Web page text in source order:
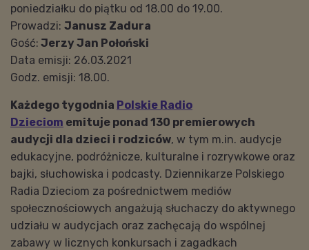
poniedziałku do piątku od 18.00 do 19.00.
Prowadzi: Janusz Zadura
Gość: Jerzy Jan Połoński
Data emisji: 26.03.2021
Godz. emisji: 18.00.
Każdego tygodnia Polskie Radio
Dzieciom emituje ponad 130 premierowych
audycji dla dzieci i rodziców, w tym m.in. audycje
edukacyjne, podróżnicze, kulturalne i rozrywkowe oraz
bajki, słuchowiska i podcasty. Dziennikarze Polskiego
Radia Dzieciom za pośrednictwem mediów
społecznościowych angażują słuchaczy do aktywnego
udziału w audycjach oraz zachęcają do wspólnej
zabawy w licznych konkursach i zagadkach